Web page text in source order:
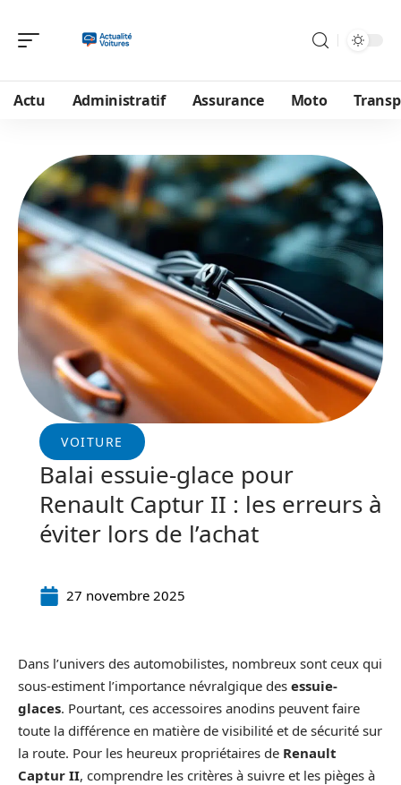
Actu Administratif Assurance Moto
VOITURE
Balai essuie-glace pour
Renault Captur II : les erreurs à
éviter lors de l’achat
27 novembre 2025
Dans l’univers des automobilistes, nombreux sont ceux qui
sous-estiment l’importance névralgique des essuie-
glaces. Pourtant, ces accessoires anodins peuvent faire
toute la différence en matière de visibilité et de sécurité sur
la route. Pour les heureux propriétaires de Renault
Captur II, comprendre les critères à suivre et les pièges à